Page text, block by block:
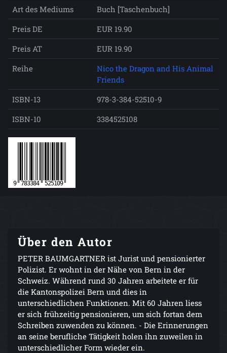
Art des Mediums
Buch [Taschenbuch]
Preis DE
EUR 19.90
Preis AT
EUR 19.90
Reihe
Nico the Dragon and His Animal
Friends
ISBN-13
978-3-384-52510-9
ISBN-10
3384525108
Über den Autor
PETER BAUMGARTNER ist Jurist und pensionierter
Polizist. Er wohnt in der Nähe von Bern in der
Schweiz. Während rund 30 Jahren arbeitete er für
die Kantonspolizei Bern und dies in
unterschiedlichen Funktionen. Mit 60 Jahren liess
er sich frühzeitig pensionieren, um sich fortan dem
Schreiben zuwenden zu können. - Die Erinnerungen
an seine berufliche Tätigkeit holen ihn zuweilen in
unterschiedlicher Form wieder ein.